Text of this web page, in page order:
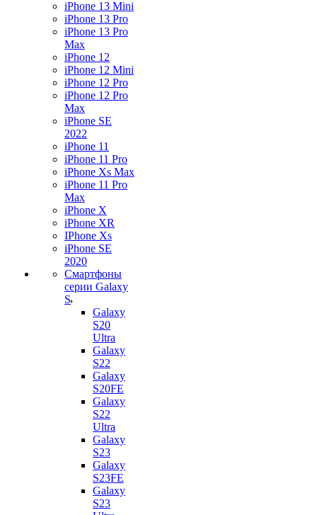
iPhone 13 Mini
iPhone 13 Pro
iPhone 13 Pro
Max
iPhone 12
iPhone 12 Mini
iPhone 12 Pro
iPhone 12 Pro
Max
iPhone SE
2022
iPhone 11
iPhone 11 Pro
iPhone Xs Max
iPhone 11 Pro
Max
iPhone X
iPhone XR
IPhone Xs
iPhone SE
2020
Смартфоны
серии Galaxy
S
Galaxy
S20
Ultra
Galaxy
S22
Galaxy
S20FE
Galaxy
S22
Ultra
Galaxy
S23
Galaxy
S23FE
Galaxy
S23